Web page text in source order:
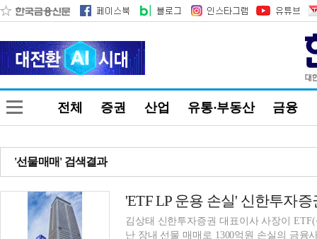
전체 증권 산업 유통·부동산 금융
'선물매매' 검색결과
김상태 신한투자증권 대표이사 사장이
난 장내 선물 매매로 1300억원 손실의 금융